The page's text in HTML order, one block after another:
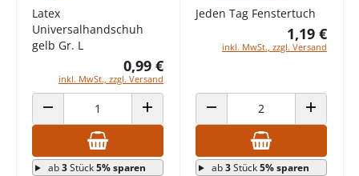
Latex
Universalhandschuh
gelb Gr. L
0,99 €
inkl. MwSt., zzgl. Versand
ANZAHL VERRINGERN ANZAHL ERHÖHEN
ab3Stück5% sparen
Jeden Tag Fenstertuch
1,19 €
inkl. MwSt., zzgl. Versand
ANZAHL VERRINGERN ANZAHL
ab3Stück5% sparen